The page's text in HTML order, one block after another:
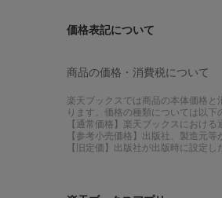
価格表記について
商品の価格・消費税について
楽天ブックスでは商品の本体価格
ります。価格の種類については以下
【通常価格】楽天ブックスにおける
【参考小売価格】出版社、製造元等
【旧定価】出版社が出版時に設定し